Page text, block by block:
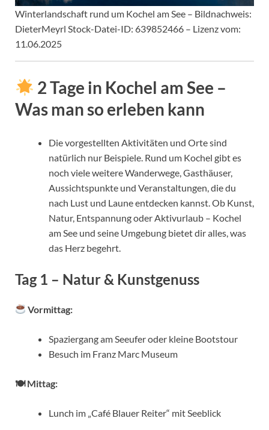
Winterlandschaft rund um Kochel am See – Bildnachweis:
DieterMeyrl Stock-Datei-ID: 639852466 – Lizenz vom:
11.06.2025
2 Tage in Kochel am See –
Was man so erleben kann
Die vorgestellten Aktivitäten und Orte sind
natürlich nur Beispiele. Rund um Kochel gibt es
noch viele weitere Wanderwege, Gasthäuser,
Aussichtspunkte und Veranstaltungen, die du
nach Lust und Laune entdecken kannst. Ob Kunst,
Natur, Entspannung oder Aktivurlaub – Kochel
am See und seine Umgebung bietet dir alles, was
das Herz begehrt.
Tag 1 – Natur & Kunstgenuss
Vormittag:
Spaziergang am Seeufer oder kleine Bootstour
Besuch im Franz Marc Museum
🍽 Mittag:
Lunch im „Café Blauer Reiter“ mit Seeblick